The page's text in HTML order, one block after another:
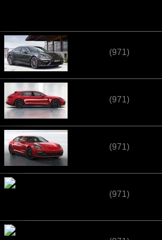
(971)
(971)
(971)
(971)